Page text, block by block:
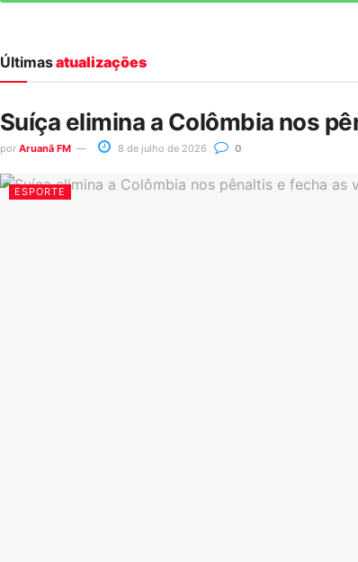
Últimasatualizações
Suíça elimina a Colômbia nos
por Aruanã FM 8 de julho de 2026 0
ESPORTE